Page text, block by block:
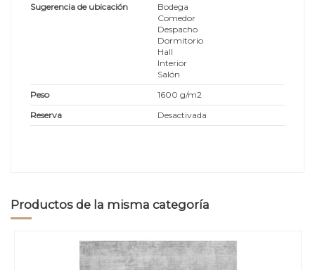
Sugerencia de ubicación
Bodega
Comedor
Despacho
Dormitorio
Hall
Interior
Salón
Peso
1600 g/m2
Reserva
Desactivada
Productos de la misma categoría